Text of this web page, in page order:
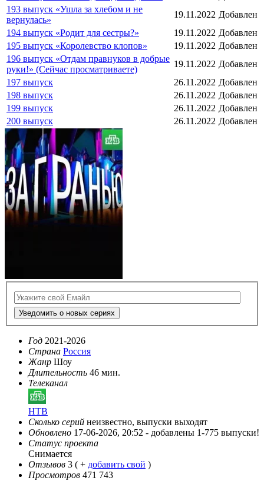
193 выпуск «Ушла за хлебом и не
вернулась»
19.11.2022 Добавлен
194 выпуск «Родит для сестры?»
19.11.2022 Добавлен
195 выпуск «Королевство клопов»
19.11.2022 Добавлен
196 выпуск «Отдам правнуков в добрые
руки!» (Сейчас просматриваете)
19.11.2022 Добавлен
197 выпуск
26.11.2022 Добавлен
198 выпуск
26.11.2022 Добавлен
199 выпуск
26.11.2022 Добавлен
200 выпуск
26.11.2022 Добавлен
Уведомить о новых сериях
Год 2021-2026
Страна Россия
Жанр Шоу
Длительность 46 мин.
Телеканал
НТВ
Сколько серий неизвестно, выпуски выходят
Обновлено 17-06-2026, 20:52 - добавлены 1-775 выпуски!
Статус проекта
Снимается
Отзывов 3 ( + добавить свой )
Просмотров 471 743